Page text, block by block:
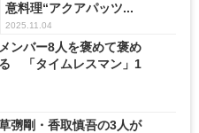
意料理“アクアパッツ...
2025.11.04
ンバー8人を褒めて褒め
「タイムレスマン」1
彅剛・香取慎吾の3人が